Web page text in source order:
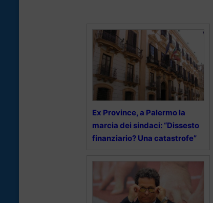
Ex Province, a Palermo la
marcia dei sindaci: “Dissesto
finanziario? Una catastrofe”